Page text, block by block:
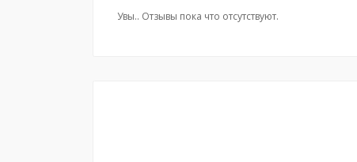
Увы.. Отзывы пока что отсутствуют.